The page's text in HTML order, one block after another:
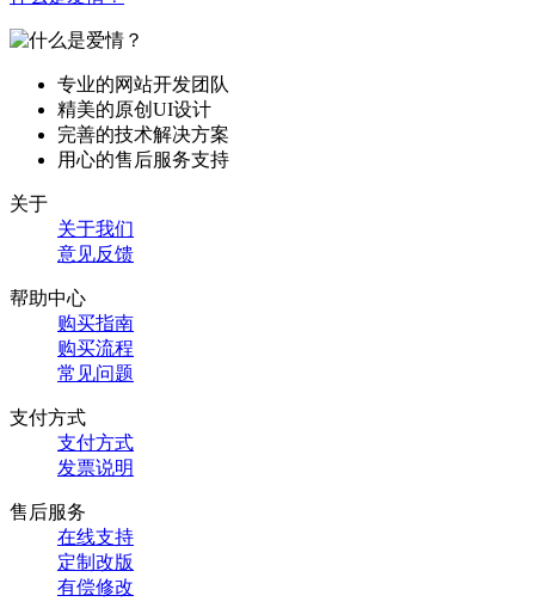
专业的网站开发团队
精美的原创UI设计
完善的技术解决方案
用心的售后服务支持
关于
关于我们
意见反馈
帮助中心
购买指南
购买流程
常见问题
支付方式
支付方式
发票说明
售后服务
在线支持
定制改版
有偿修改